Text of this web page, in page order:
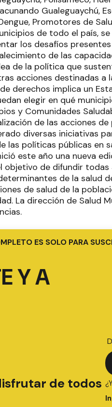
Gualeguaychú,
Promotores de
de todo el país,
los desafíos
de las
de la política que
acciones destinadas
derechos implica un
elegir en qué
y Comunidades
de las acciones
diversas iniciativas
las políticas públicas en
este año una nueva
objetivo de difundir todas
de la salud
de salud de la
La dirección de Salud
ES SOLO PARA
Y A
de todos